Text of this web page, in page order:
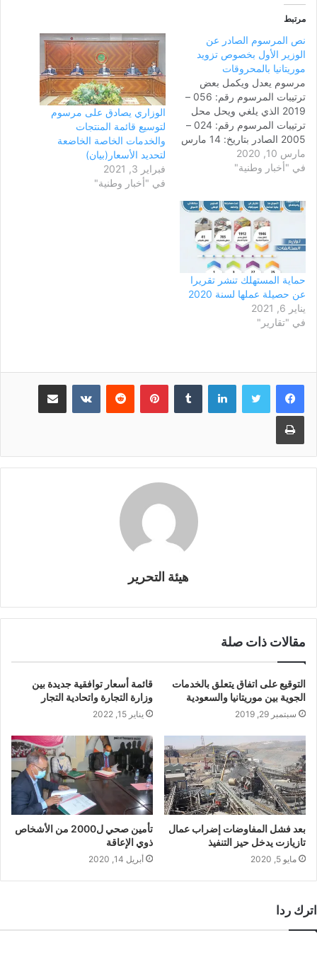
مرتبط
نص المرسوم الصادر عن
الوزير الأول بخصوص تزويد
موريتانيا بالمحروقات
مرسوم يعدل ويكمل بعض
ترتيبات المرسوم رقم: 056 –
2019 الذي يلغي ويحل محل
ترتيبات المرسوم رقم: 024 –
2005 الصادر بتاريخ: 14 مارس
2005 المحدد لشرط مزاولة
نشاطات استيراد المحروقات
ونقلها وتوزيعها وتسويقها
والنصوص المعدلة. إن الوزير
الأول: بناء على تقرير
مشترك…
مارس 10, 2020
في "أخبار وطنية"
الوزاري يصادق على مرسوم
لتوسيع قائمة المنتجات
والخدمات الخاصة الخاضعة
لتحديد الأسعار(بيان)
فبراير 3, 2021
في "أخبار وطنية"
حماية المستهلك تنشر تقريرا
عن حصيلة عملها لسنة 2020
يناير 6, 2021
في "تقارير"
لينكدإن بينتيريست مشاركة عبر البريد
طباعة
هيئة التحرير
مقالات ذات صلة
التوقيع على اتفاق يتعلق بالخدمات
الجوية بين موريتانيا والسعودية
سبتمبر 29, 2019
قائمة أسعار توافقية جديدة بين
وزارة التجارة واتحادية التجار
يناير 15, 2022
بعد فشل المفاوضات إضراب عمال
تازيازت يدخل حيز التنفيذ
مايو 5, 2020
تأمين صحي ل2000 من الأشخاص
ذوي الإعاقة
أبريل 14, 2020
اترك ردا